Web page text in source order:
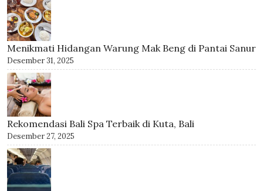
Menikmati Hidangan Warung Mak Beng di Pantai Sanur
Desember 31, 2025
Rekomendasi Bali Spa Terbaik di Kuta, Bali
Desember 27, 2025